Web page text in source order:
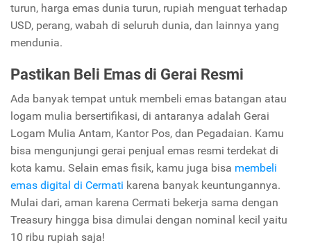
turun, harga emas dunia turun, rupiah menguat terhadap
USD, perang, wabah di seluruh dunia, dan lainnya yang
mendunia.
Pastikan Beli Emas di Gerai Resmi
Ada banyak tempat untuk membeli emas batangan atau
logam mulia bersertifikasi, di antaranya adalah Gerai
Logam Mulia Antam, Kantor Pos, dan Pegadaian. Kamu
bisa mengunjungi gerai penjual emas resmi terdekat di
kota kamu. Selain emas fisik, kamu juga bisa membeli
emas digital di Cermati karena banyak keuntungannya.
Mulai dari, aman karena Cermati bekerja sama dengan
Treasury hingga bisa dimulai dengan nominal kecil yaitu
10 ribu rupiah saja!